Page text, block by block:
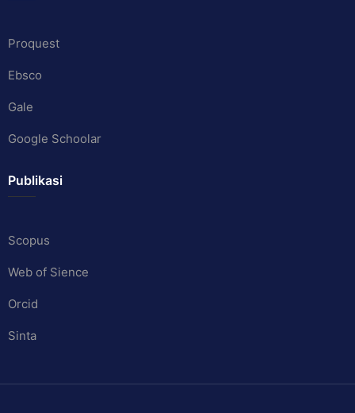
Proquest
Ebsco
Gale
Google Schoolar
Publikasi
Scopus
Web of Sience
Orcid
Sinta